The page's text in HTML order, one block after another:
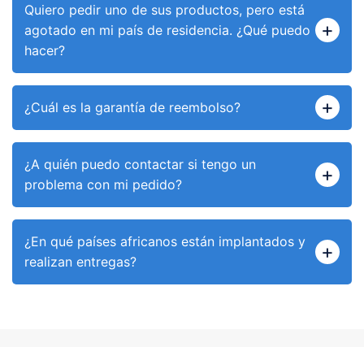
Quiero pedir uno de sus productos, pero está
agotado en mi país de residencia. ¿Qué puedo
hacer?
¿Cuál es la garantía de reembolso?
¿A quién puedo contactar si tengo un
problema con mi pedido?
¿En qué países africanos están implantados y
realizan entregas?